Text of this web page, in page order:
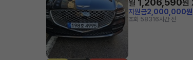
월 1,206,590원
지원금2,000,000원
조회 58316시간 전